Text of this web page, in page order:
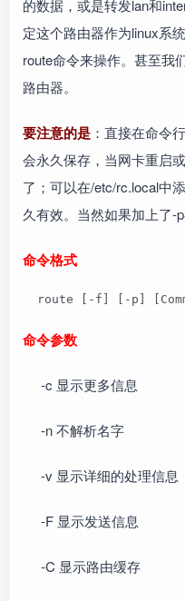
的数据，或是转发lan和
定这个路由器作为linux系
route命令来操作。甚至我
路由器。
要注意的是 ：直接在命令
会永久保存，当网卡重启
了；可以在/etc/rc.local中
久有效。当然如果加上了-
命令格式
route [-f] [-p]
命令参数
-c 显示更多信息
-n 不解析名字
-v 显示详细的处理信息
-F 显示发送信息
-C 显示路由缓存